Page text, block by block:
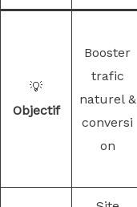
💡
Objectif
Booster
trafic
naturel &
conversi
on